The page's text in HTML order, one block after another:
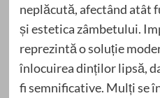
neplăcută, afectând atât
și estetica zâmbetului.
reprezintă o soluție
înlocuirea dinților lipsă,
fi semnificative. Mulți se